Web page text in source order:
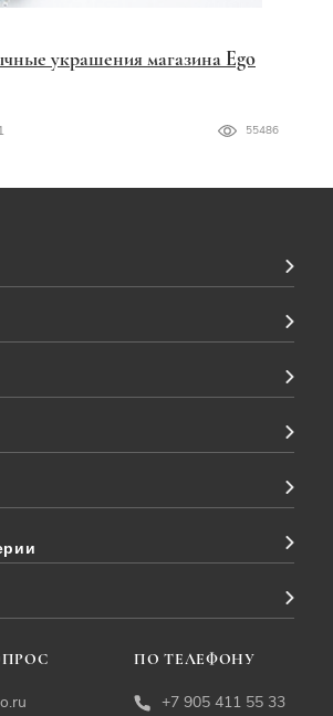
украшения магазина Ego
55486
ПО ТЕЛЕФОНУ
+7 905 411 55 33